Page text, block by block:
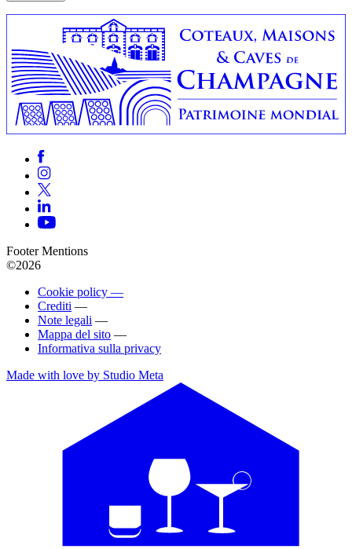
Footer Mentions
©2026
Cookie policy —
Crediti —
Note legali —
Mappa del sito —
Informativa sulla privacy
Made with love by Studio Meta